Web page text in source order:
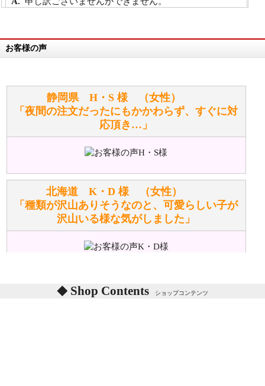
万が一欲しい商品が見つからない場合は、探して取り
お任せください！それは当店が謡っています「おも
てなしの心」で対応させていただきます。
シュタイフのぬいぐるみは洗濯できますか？ ぬいぐ
るみのお手入れ方法を教えてください。
詳しくはこちら をご覧ください。
ぬいぐるみの耳に付いているボタンやタグに、何か意
味などがありますか？
詳しくはこちらをご覧ください。
お客様の声
静岡県 H・S 様 （女性）
「夜間の注文だったにもかかわらず、すぐに対
応頂き…」
北海道 K・D 様 （女性）
「種類が沢山ありそうなのと、可愛らしい子が
沢山いる様な気がしました」
東京都 M・K 様 （女性）
「対応はどちらも丁寧でした。値段と他の融通
Shop Contents ショップコンテンツ